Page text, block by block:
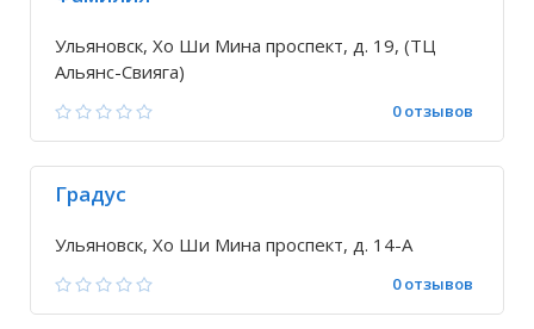
Ульяновск, Хо Ши Мина проспект, д. 19, (ТЦ
Альянс-Свияга)
0 отзывов
Градус
Ульяновск, Хо Ши Мина проспект, д. 14-А
0 отзывов